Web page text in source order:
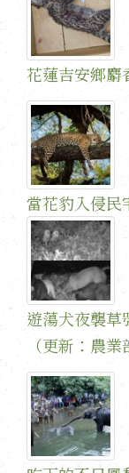
花蓮吉安鄉麝
當花豹入侵
遊蕩犬夜襲草
（更新：農業